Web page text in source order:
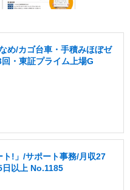
め/カゴ台車・手積みほぼゼ
・東証プライム上場G
ト!」/サポート事務/月収27
以上 No.1185